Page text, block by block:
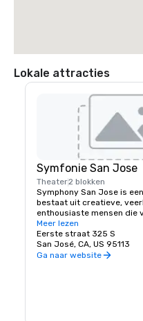
Lokale attracties
Symfonie San Jose
Theater2 blokken
Symphony San Jose is
bestaat uit creatieve,
enthousiaste mensen die
door de liefde voor muziek.
trots op San Jose thuis te
innovatieve en diverse
gemeenschap te omarmen
Meer lezen
Eerste straat 325 S
San José, CA, US 95113
Ga naar website